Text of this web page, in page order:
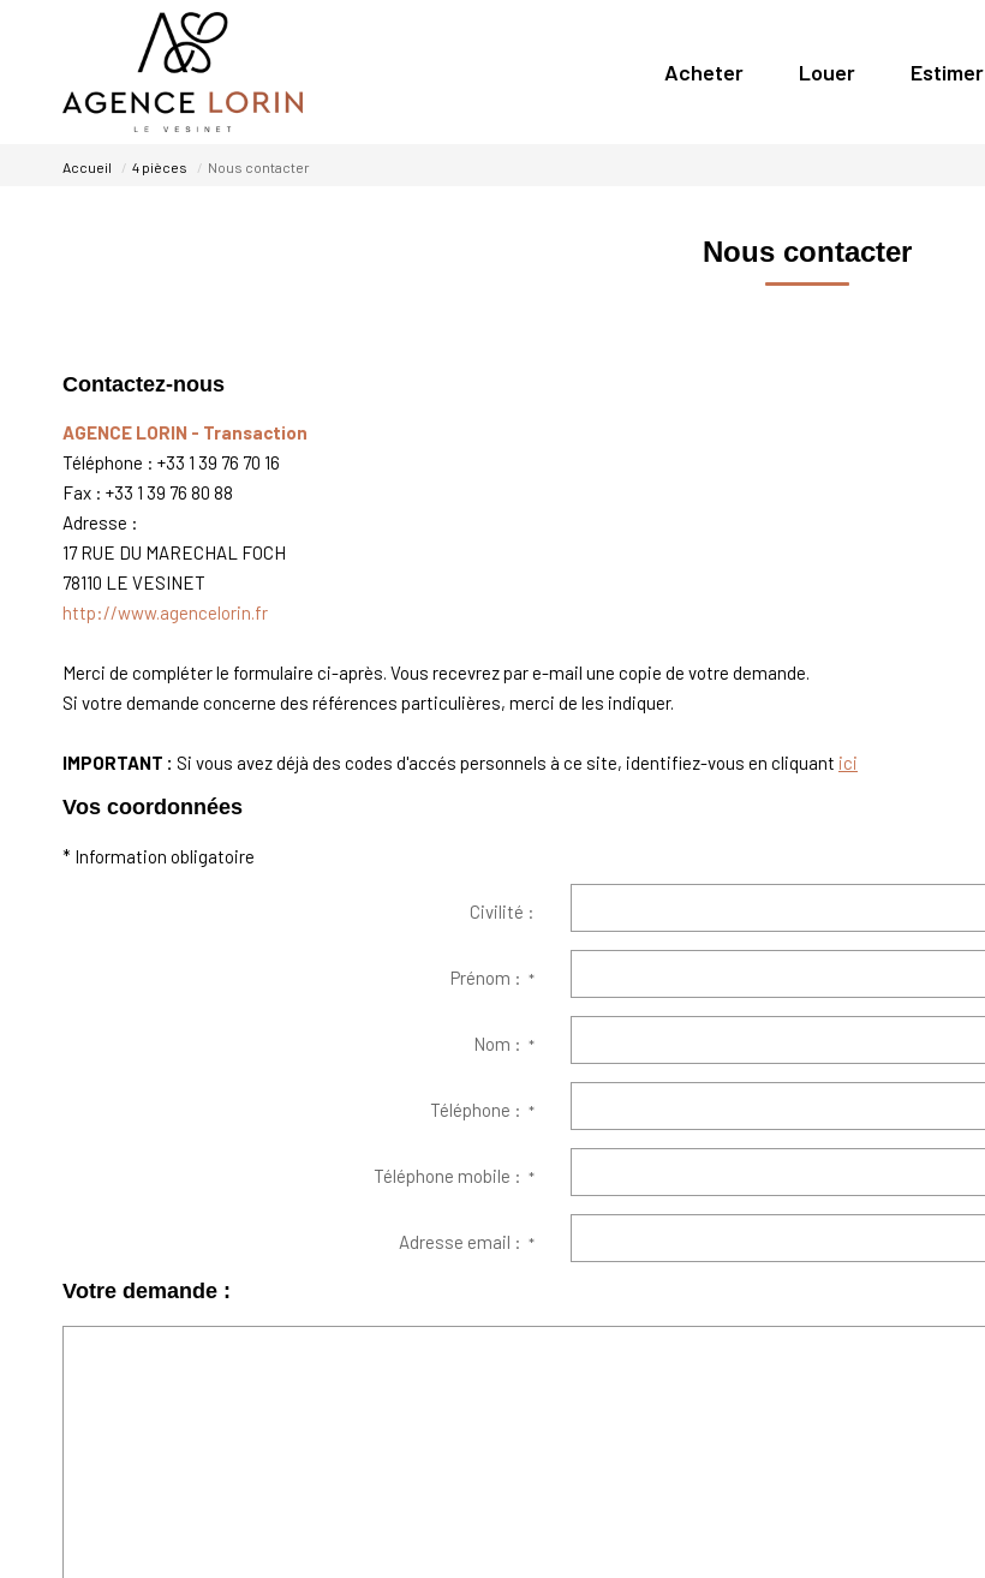
Acheter Louer Estimer
Accueil 4 pièces Nous contacter
Nous contacter
Contactez-nous
AGENCE LORIN - Transaction
Téléphone : +33 1 39 76 70 16
Fax : +33 1 39 76 80 88
Adresse :
17 RUE DU MARECHAL FOCH
78110 LE VESINET
http://www.agencelorin.fr
Merci de compléter le formulaire ci-après. Vous recevrez par e-mail une copie de votre demande.
Si votre demande concerne des références particulières, merci de les indiquer.
IMPORTANT : Si vous avez déjà des codes d'accés personnels à ce site, identifiez-vous en cliquant ici
Vos coordonnées
* Information obligatoire
Civilité :
Prénom :*
Nom :*
Téléphone :*
Téléphone mobile :*
Adresse email :*
Votre demande :